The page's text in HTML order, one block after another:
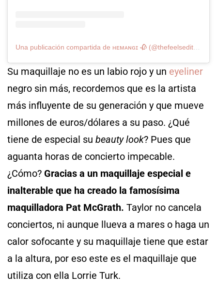
Su maquillaje no es un labio rojo y un eyeliner
negro sin más, recordemos que es la artista
más influyente de su generación y que mueve
millones de euros/dólares a su paso. ¿Qué
tiene de especial su beauty look? Pues que
aguanta horas de concierto impecable.
¿Cómo? Gracias a un maquillaje especial e
inalterable que ha creado la famosísima
maquilladora Pat McGrath. Taylor no cancela
conciertos, ni aunque llueva a mares o haga un
calor sofocante y su maquillaje tiene que estar
a la altura, por eso este es el maquillaje que
utiliza con ella Lorrie Turk.